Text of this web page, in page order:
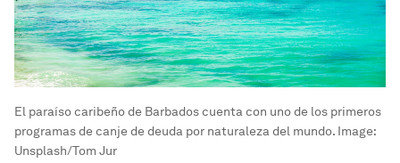
El paraíso caribeño de Barbados cuenta con uno de los primeros
programas de canje de deuda por naturaleza del mundo. Image:
Unsplash/Tom Jur